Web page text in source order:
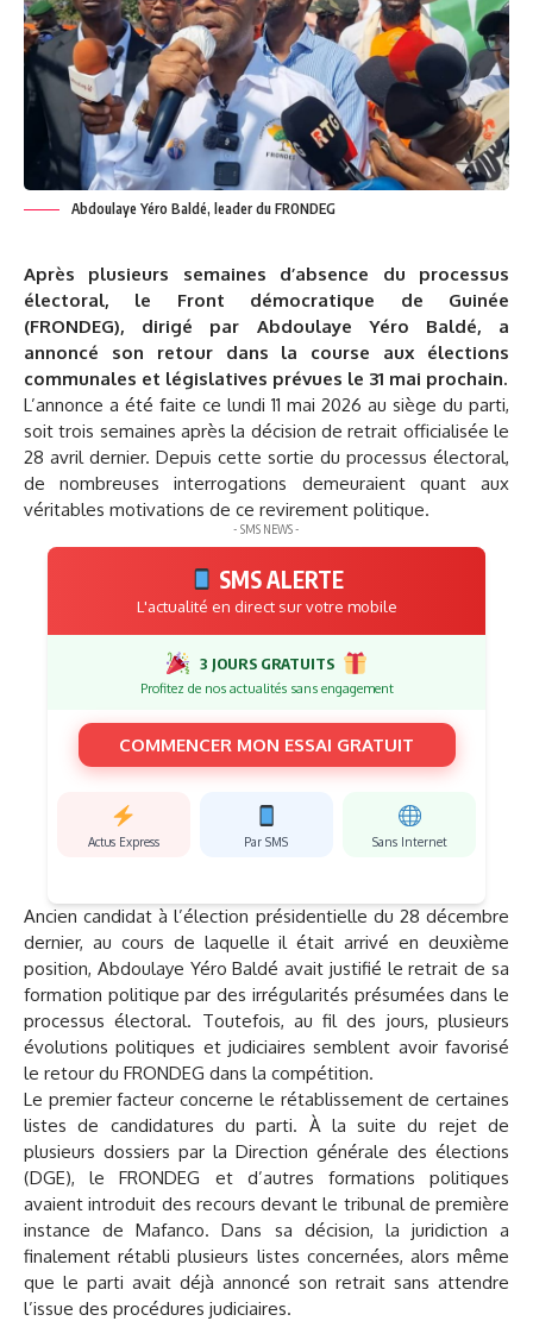
Abdoulaye Yéro Baldé, leader du FRONDEG
Après plusieurs semaines d’absence du processus
électoral, le Front démocratique de Guinée
(FRONDEG), dirigé par Abdoulaye Yéro Baldé, a
annoncé son retour dans la course aux élections
communales et législatives prévues le 31 mai prochain.
L’annonce a été faite ce lundi 11 mai 2026 au siège du parti,
soit trois semaines après la décision de retrait officialisée le
28 avril dernier. Depuis cette sortie du processus électoral,
de nombreuses interrogations demeuraient quant aux
véritables motivations de ce revirement politique.
- SMS NEWS -
SMS ALERTE
L'actualité en direct sur votre mobile
3 JOURS GRATUITS
Profitez de nos actualités sans engagement
COMMENCER MON ESSAI GRATUIT
Actus Express Par SMS Sans Internet
Ancien candidat à l’élection présidentielle du 28 décembre
dernier, au cours de laquelle il était arrivé en deuxième
position, Abdoulaye Yéro Baldé avait justifié le retrait de sa
formation politique par des irrégularités présumées dans le
processus électoral. Toutefois, au fil des jours, plusieurs
évolutions politiques et judiciaires semblent avoir favorisé
le retour du FRONDEG dans la compétition.
Le premier facteur concerne le rétablissement de certaines
listes de candidatures du parti. À la suite du rejet de
plusieurs dossiers par la Direction générale des élections
(DGE), le FRONDEG et d’autres formations politiques
avaient introduit des recours devant le tribunal de première
instance de Mafanco. Dans sa décision, la juridiction a
finalement rétabli plusieurs listes concernées, alors même
que le parti avait déjà annoncé son retrait sans attendre
l’issue des procédures judiciaires.